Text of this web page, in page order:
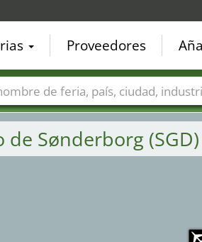
Sønderborg (SGD)
Proveedores
Países Ciudades